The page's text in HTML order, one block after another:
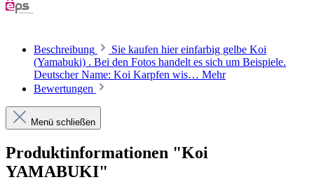
Beschreibung
Sie kaufen hier einfarbig gelbe Koi
(Yamabuki) . Bei den Fotos handelt es sich um Beispiele.
Deutscher Name: Koi Karpfen wis… Mehr
Bewertungen
Menü schließen
Produktinformationen "Koi
YAMABUKI"